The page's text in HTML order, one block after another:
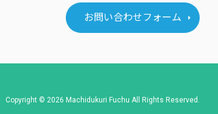
お問い合わせフォーム
Copyright © 2026 Machidukuri Fuchu All Rights Reserved.